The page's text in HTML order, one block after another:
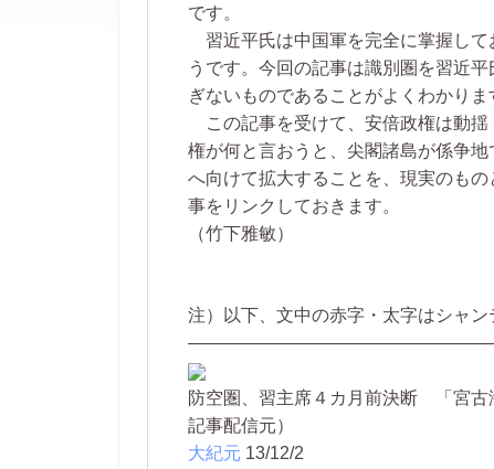
です。
習近平氏は中国軍を完全に掌握して
うです。今回の記事は識別圏を習近
ぎないものであることがよくわかりま
この記事を受けて、安倍政権は動揺
権が何と言おうと、尖閣諸島が係争
へ向けて拡大することを、現実のもの
事をリンクしておきます。
（竹下雅敏）
注）以下、文中の赤字・太字はシャン
防空圏、習主席４カ月前決断 「宮古
記事配信元）
大紀元 13/12/2